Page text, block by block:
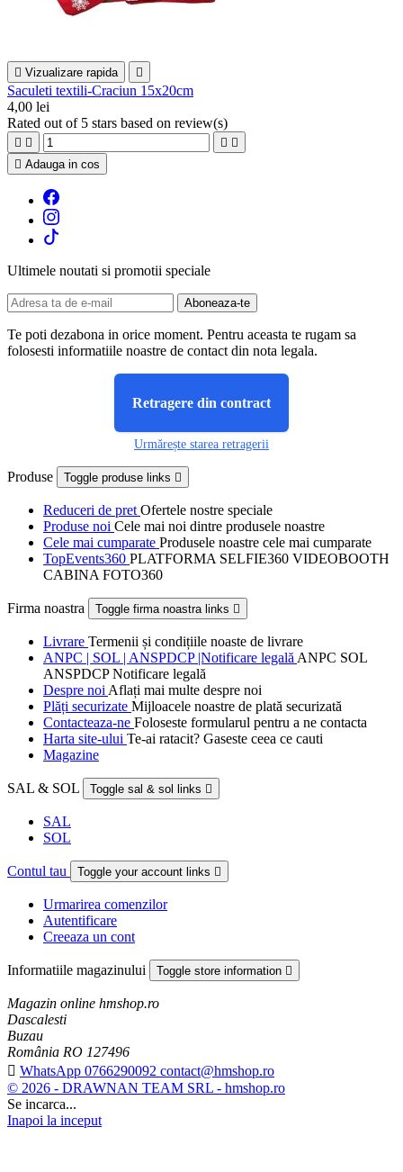
 Vizualizare rapida 
Saculeti textili-Craciun 15x20cm
4,00 lei
Rated out of 5 stars based on review(s)
   
 Adauga in cos
Ultimele noutati si promotii speciale
Te poti dezabona in orice moment. Pentru aceasta te rugam sa
folosesti informatiile noastre de contact din nota legala.
Retragere din contract
Urmărește starea retragerii
Produse Toggle produse links 
Reduceri de pret Ofertele nostre speciale
Produse noi Cele mai noi dintre produsele noastre
Cele mai cumparate Produsele noastre cele mai cumparate
TopEvents360 PLATFORMA SELFIE360 VIDEOBOOTH
CABINA FOTO360
Firma noastra Toggle firma noastra links 
Livrare Termenii și condițiile noaste de livrare
ANPC | SOL | ANSPDCP |Notificare legală ANPC SOL
ANSPDCP Notificare legală
Despre noi Aflați mai multe despre noi
Plăți securizate Mijloacele noastre de plată securizată
Contacteaza-ne Foloseste formularul pentru a ne contacta
Harta site-ului Te-ai ratacit? Gaseste ceea ce cauti
Magazine
SAL & SOL Toggle sal & sol links 
SAL
SOL
Contul tau Toggle your account links 
Urmarirea comenzilor
Autentificare
Creeaza un cont
Informatiile magazinului Toggle store information 
Magazin online hmshop.ro
Dascalesti
Buzau
România RO 127496
 WhatsApp 0766290092 contact@hmshop.ro
© 2026 - DRAWNAN TEAM SRL - hmshop.ro
Se incarca...
Inapoi la inceput